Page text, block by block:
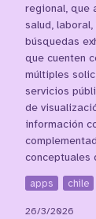
regional, que
salud,
búsquedas
que cuenten
múltiples
servicios
de
información
conceptuales
apps chile
26/3/2026